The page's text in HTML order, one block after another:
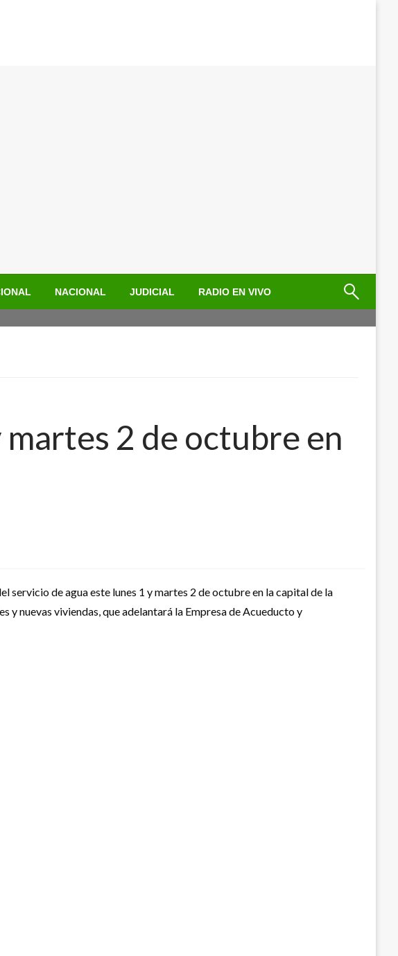
NACIONAL JUDICIAL RADIO EN VIVO
martes 2 de octubre en
servicio de agua este lunes 1 y martes 2 de octubre en la capital de la
nuevas viviendas, que adelantará la Empresa de Acueducto y